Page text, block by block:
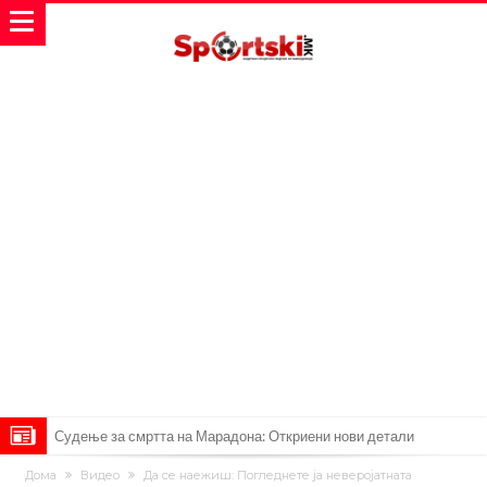
Судење за смртта на Марадона: Откриени нови детали
Англиски репрезентативец обвинет за напад во ноќен клуб – ќе
Дома Видео
Да се наежиш: Погледнете ја неверојатната